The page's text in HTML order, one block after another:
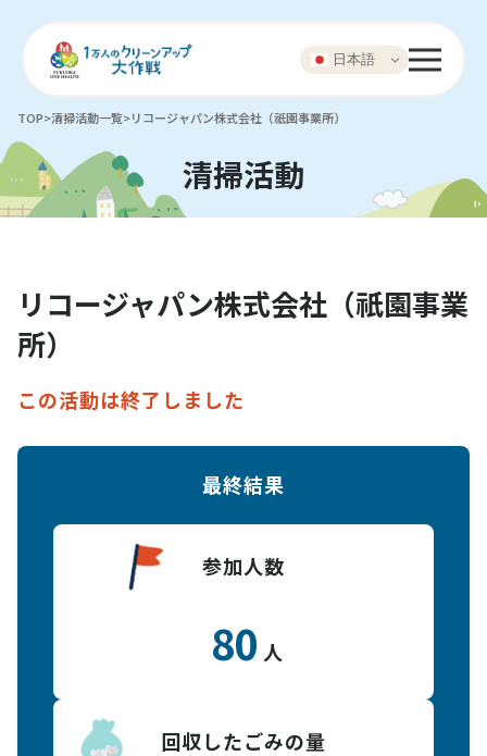
日本語
TOP>清掃活動一覧>リコージャパン株式会社（祇園事業所）
清掃活動
リコージャパン株式会社（祇園事業
所）
この活動は終了しました
最終結果
参加人数
80 人
回収したごみの量